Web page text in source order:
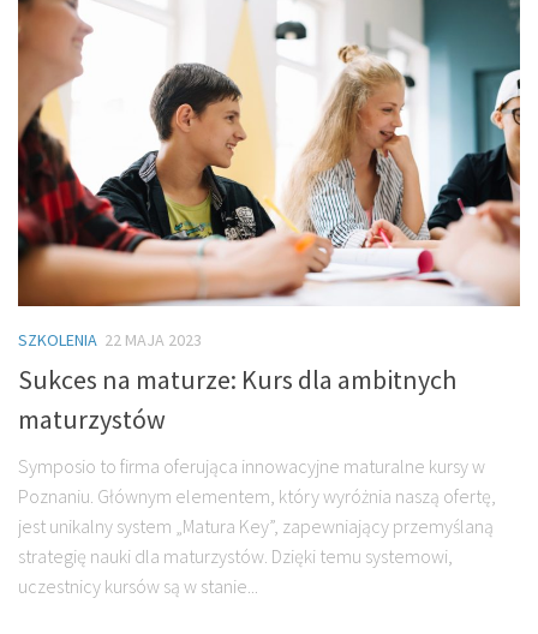
SZKOLENIA 22 MAJA 2023
Sukces na maturze: Kurs dla ambitnych
maturzystów
Symposio to firma oferująca innowacyjne maturalne kursy w
Poznaniu. Głównym elementem, który wyróżnia naszą ofertę,
jest unikalny system „Matura Key”, zapewniający przemyślaną
strategię nauki dla maturzystów. Dzięki temu systemowi,
uczestnicy kursów są w stanie...